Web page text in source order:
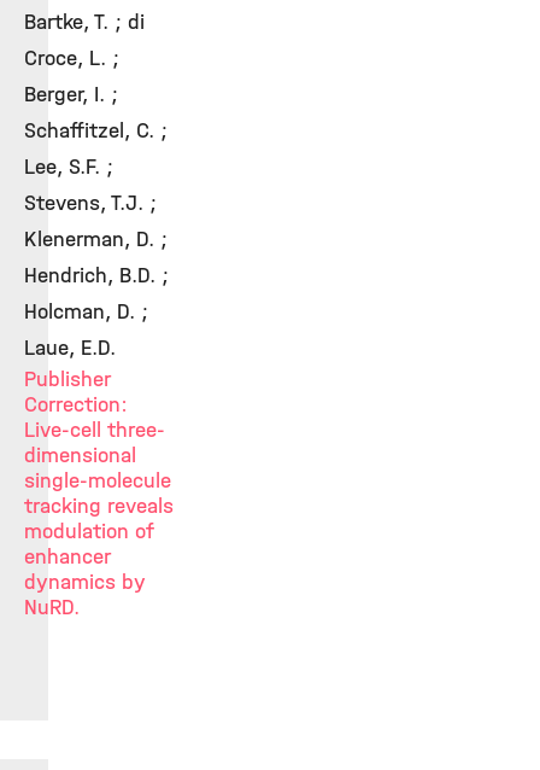
Bartke, T. ; di
Croce, L. ;
Berger, I. ;
Schaffitzel, C. ;
Lee, S.F. ;
Stevens, T.J. ;
Klenerman, D. ;
Hendrich, B.D. ;
Holcman, D. ;
Laue, E.D.
Publisher
Correction:
Live-cell three-
dimensional
single-molecule
tracking reveals
modulation of
enhancer
dynamics by
NuRD.